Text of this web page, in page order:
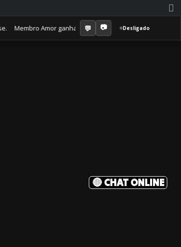
Amor ganha jornal mensal + aula semanal +
Desligado
🔴 CHAT ONLINE